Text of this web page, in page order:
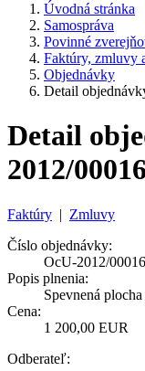
Úvodná stránka
Samospráva
Povinné
Faktúry, zmluvy
Objednávky
Detail
Detail
2012/
Faktúry | Zmluvy
Číslo objednávky:
OcU-2012/
Popis plnenia:
Spevnená
Cena:
1 200,00 EUR
Odberateľ: